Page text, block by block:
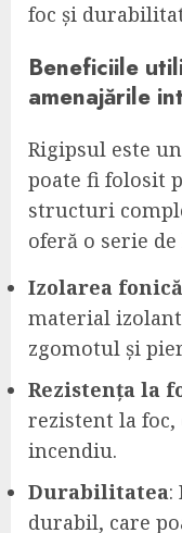
foc și
Beneficiile
amenajările
Rigipsul este
poate fi folosit
structuri
oferă o serie
Izolarea
material
zgomotul și
Rezistența la
rezistent la foc,
incendiu.
Durabilitatea:
durabil, care